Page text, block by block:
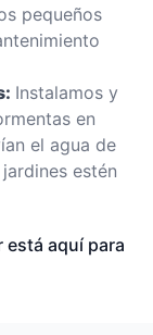
pequeños
Instalamos y
en
el agua de
estén
está aquí para